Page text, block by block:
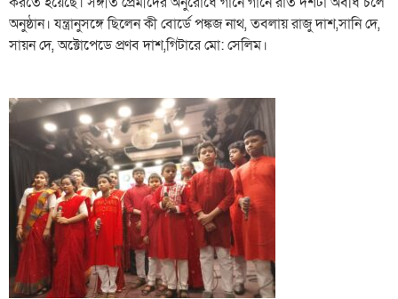
অনুষ্ঠান। যন্ত্রানুসঙ্গে ছিলেন কী বোর্ডে পঙ্কজ নাথ, তবলায় রাজু দাশ,সানি দে,
সায়ন দে, অক্টোপেডে প্রণব দাশ,গিটারে মো: সেলিম।